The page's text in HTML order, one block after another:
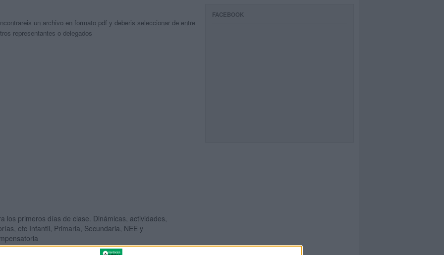
un archivo en formato pdf y deberis seleccionar de entre
representantes o delegados
los primeros días de clase. Dinámicas, actividades,
etc Infantil, Primaria, Secundaria, NEE y
FACEBOOK